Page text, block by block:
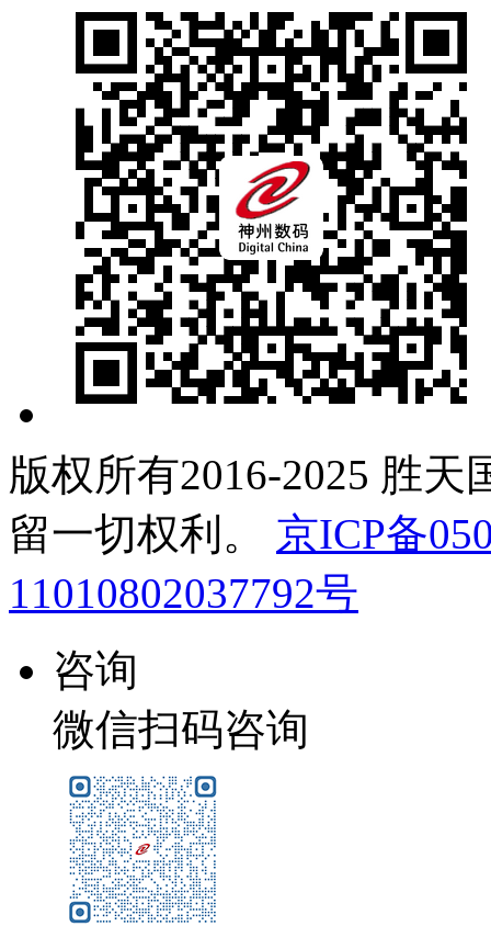
版权所有2016-2025 胜天
留一切权利。
京ICP备
11010802037792号
咨询
微信扫码咨询